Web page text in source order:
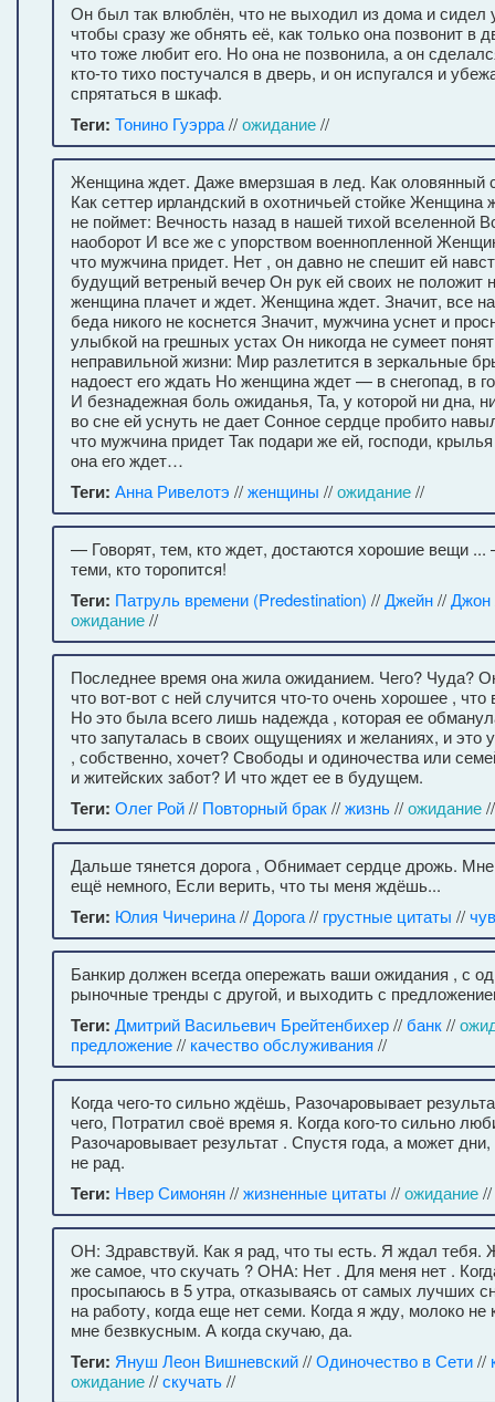
Он был так влюблён, что не выходил из дома и сидел
чтобы сразу же обнять её, как только она позвонит в
что тоже любит его. Но она не позвонила, а он
кто-то тихо постучался в дверь, и он испугался и
спрятаться в шкаф.
Теги: Тонино Гуэрра//ожидание//
Женщина ждет. Даже вмерзшая в лед. Как оловянный
Как сеттер ирландский в охотничьей стойке Женщина
не поймет: Вечность назад в нашей тихой вселенной
наоборот И все же с упорством военнопленной
что мужчина придет. Нет , он давно не спешит ей
будущий ветреный вечер Он рук ей своих не положит
женщина плачет и ждет. Женщина ждет. Значит, все
беда никого не коснется Значит, мужчина уснет и
улыбкой на грешных устах Он никогда не сумеет
неправильной жизни: Мир разлетится в зеркальные
надоест его ждать Но женщина ждет — в снегопад, в
И безнадежная боль ожиданья, Та, у которой ни дна,
во сне ей уснуть не дает Сонное сердце пробито
что мужчина придет Так подари же ей, господи,
она его ждет…
Теги: Анна Ривелотэ //женщины //ожидание//
— Говорят, тем, кто ждет, достаются хорошие вещи
теми, кто торопится!
Теги: Патруль времени (Predestination) //Джейн//Джон
ожидание//
Последнее время она жила ожиданием. Чего? Чуда?
что вот-вот с ней случится что-то очень хорошее ,
Но это была всего лишь надежда , которая ее
что запуталась в своих ощущениях и желаниях, и это
, собственно, хочет? Свободы и одиночества или
и житейских забот? И что ждет ее в будущем.
Теги: Олег Рой// Повторный брак//жизнь//ожидание
Дальше тянется дорога , Обнимает сердце дрожь.
ещё немного, Если верить, что ты меня ждёшь...
Теги: Юлия Чичерина//Дорога// грустные цитаты //
Банкир должен всегда опережать ваши ожидания , с
рыночные тренды с другой, и выходить с
Теги: Дмитрий Васильевич Брейтенбихер//банк//
предложение// качество обслуживания //
Когда чего-то сильно ждёшь, Разочаровывает
чего, Потратил своё время я. Когда кого-то сильно
Разочаровывает результат . Спустя года, а может
не рад.
Теги: Нвер Симонян//жизненные цитаты //ожидание//
ОН: Здравствуй. Как я рад, что ты есть. Я ждал тебя.
же самое, что скучать ? ОНА: Нет . Для меня нет .
просыпаюсь в 5 утра, отказываясь от самых лучших
на работу, когда еще нет семи. Когда я жду, молоко не
мне безвкусным. А когда скучаю, да.
Теги: Януш Леон Вишневский//Одиночество в Сети//
ожидание//скучать//